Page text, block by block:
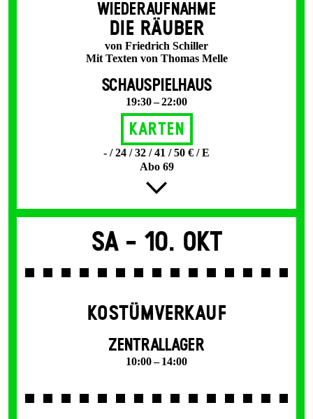
WIEDERAUFNAHME
DIE RÄUBER
von Friedrich Schiller
Mit Texten von Thomas Melle
SCHAUSPIELHAUS
19:30 – 22:00
Karten
- / 24 / 32 / 41 / 50 € / E
Abo 69
Sa - 10. Okt
KOSTÜMVERKAUF
ZENTRALLAGER
10:00 – 14:00